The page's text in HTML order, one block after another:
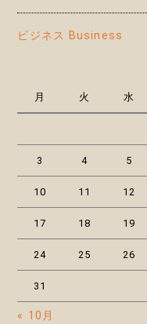
ビジネス Business
月 火 水
3 4 5
10 11 12
17 18 19
24 25 26
31
« 10月